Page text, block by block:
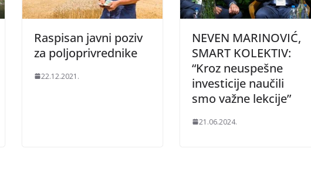
Raspisan javni poziv
za poljoprivrednike
22.12.2021.
NEVEN MARINOVIĆ,
SMART KOLEKTIV:
“Kroz neuspešne
investicije naučili
smo važne lekcije”
21.06.2024.